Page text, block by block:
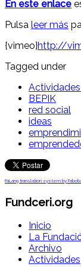
En este enlace
Pulsa leer más
{vimeo}http://
Tagged under
Actividades
BEPIK
red social
ideas
FaLang translation system by
Fundceri.org
Inicio
La
Archivo
Actividades